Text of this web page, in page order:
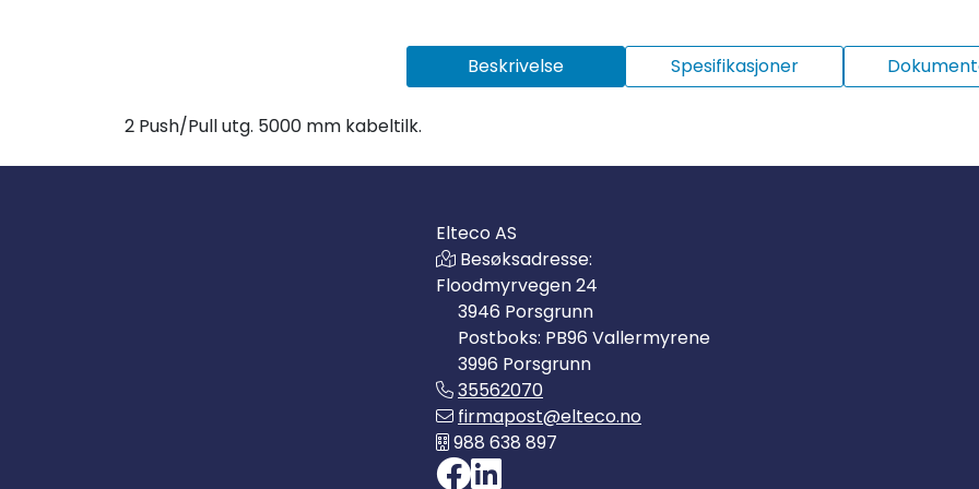
Beskrivelse Spesifikasjoner
2 Push/Pull utg. 5000 mm kabeltilk.
Elteco AS
Besøksadresse:
Floodmyrvegen 24
3946 Porsgrunn
Postboks: PB96 Vallermyrene
3996 Porsgrunn
35562070
firmapost@elteco.no
988 638 897